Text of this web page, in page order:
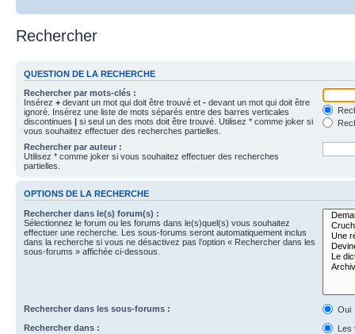
Rechercher
QUESTION DE LA RECHERCHE
Rechercher par mots-clés :
Insérez + devant un mot qui doit être trouvé et - devant un mot qui doit être
ignoré. Insérez une liste de mots séparés entre des barres verticales
discontinues | si seul un des mots doit être trouvé. Utilisez * comme joker si
vous souhaitez effectuer des recherches partielles.
Rechercher par auteur :
Utilisez * comme joker si vous souhaitez effectuer des recherches
partielles.
OPTIONS DE LA RECHERCHE
Rechercher dans le(s) forum(s) :
Sélectionnez le forum ou les forums dans le(s)quel(s) vous souhaitez
effectuer une recherche. Les sous-forums seront automatiquement inclus
dans la recherche si vous ne désactivez pas l’option « Rechercher dans les
sous-forums » affichée ci-dessous.
Rechercher dans les sous-forums :
Oui
Rechercher dans :
Les